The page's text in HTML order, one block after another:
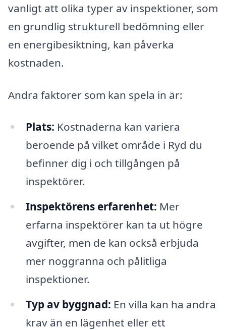
vanligt att olika typer av inspektioner, som
en grundlig strukturell bedömning eller
en energibesiktning, kan påverka
kostnaden.
Andra faktorer som kan spela in är:
Plats: Kostnaderna kan variera
beroende på vilket område i Ryd du
befinner dig i och tillgången på
inspektörer.
Inspektörens erfarenhet: Mer
erfarna inspektörer kan ta ut högre
avgifter, men de kan också erbjuda
mer noggranna och pålitliga
inspektioner.
Typ av byggnad: En villa kan ha andra
krav än en lägenhet eller ett